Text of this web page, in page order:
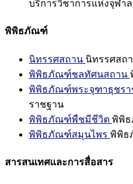
บริการวิชาการแห่งจุฬา
พิพิธภัณฑ์
นิทรรศสถาน นิทรรศสถ
พิพิธภัณฑ์ชลทัศนสถาน
พิพิธภัณฑ์พระจุฑาธุชรา
ราชฐาน
พิพิธภัณฑ์พืชมีชีวิต พิพิ
พิพิธภัณฑ์สมุนไพร พิพิธ
สารสนเทศและการสื่อสาร